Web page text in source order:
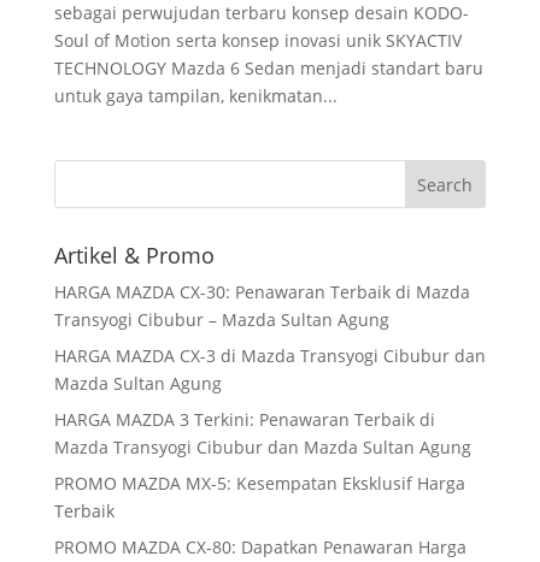
sebagai perwujudan terbaru konsep desain KODO-
Soul of Motion serta konsep inovasi unik SKYACTIV
TECHNOLOGY Mazda 6 Sedan menjadi standart baru
untuk gaya tampilan, kenikmatan...
Artikel & Promo
HARGA MAZDA CX-30: Penawaran Terbaik di Mazda
Transyogi Cibubur – Mazda Sultan Agung
HARGA MAZDA CX-3 di Mazda Transyogi Cibubur dan
Mazda Sultan Agung
HARGA MAZDA 3 Terkini: Penawaran Terbaik di
Mazda Transyogi Cibubur dan Mazda Sultan Agung
PROMO MAZDA MX-5: Kesempatan Eksklusif Harga
Terbaik
PROMO MAZDA CX-80: Dapatkan Penawaran Harga